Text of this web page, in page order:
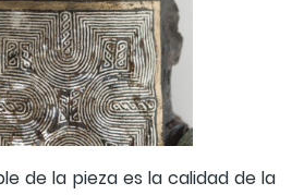
de la pieza es la calidad de la